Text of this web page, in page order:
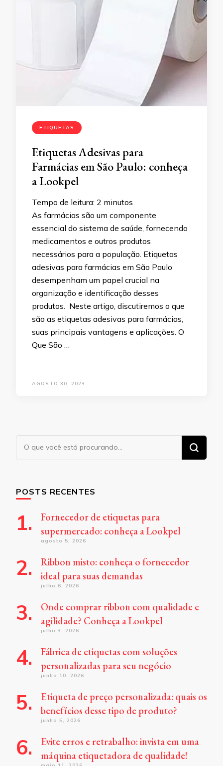
ETIQUETAS
Etiquetas Adesivas para
Farmácias em São Paulo: conheça
a Lookpel
Tempo de leitura: 2 minutos
As farmácias são um componente
essencial do sistema de saúde, fornecendo
medicamentos e outros produtos
necessários para a população. Etiquetas
adesivas para farmácias em São Paulo
desempenham um papel crucial na
organização e identificação desses
produtos. Neste artigo, discutiremos o que
são as etiquetas adesivas para farmácias,
suas principais vantagens e aplicações. O
Que São …
AGOSTO 30, 2023
Procurando
algo?
POSTS RECENTES
Fornecedor de etiquetas para
supermercado: conheça a Lookpel
agosto 5, 2026
Ribbon misto: conheça o fornecedor
ideal para suas demandas
julho 6, 2026
Onde comprar ribbon com qualidade e
agilidade? Conheça a Lookpel
julho 3, 2026
Fábrica de etiquetas com soluções
personalizadas para seu negócio
junho 10, 2026
Etiqueta de preço personalizada: quais os
benefícios desse tipo de produto?
junho 5, 2026
Evite erros e retrabalho: invista em uma
máquina etiquetadora de qualidade!